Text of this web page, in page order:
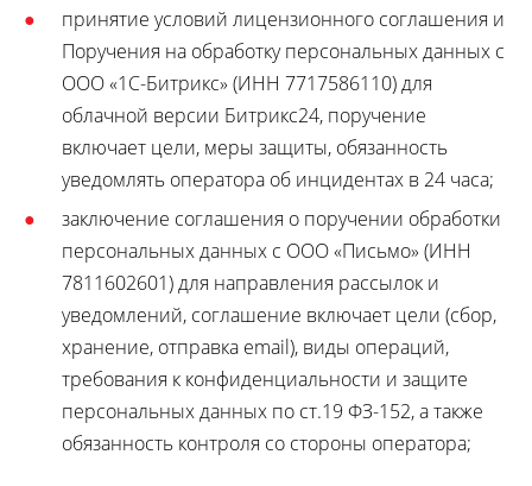
принятие условий лицензионного соглашения и
Поручения на обработку персональных данных с
ООО «1С-Битрикс» (ИНН 7717586110) для
облачной версии Битрикс24, поручение
включает цели, меры защиты, обязанность
уведомлять оператора об инцидентах в 24 часа;
заключение соглашения о поручении обработки
персональных данных с ООО «Письмо» (ИНН
7811602601) для направления рассылок и
уведомлений, соглашение включает цели (сбор,
хранение, отправка email), виды операций,
требования к конфиденциальности и защите
персональных данных по ст.19 ФЗ-152, а также
обязанность контроля со стороны оператора;